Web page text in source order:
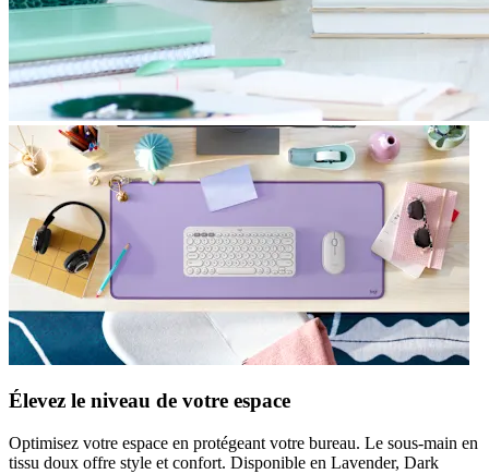
Élevez le niveau de votre espace
Optimisez votre espace en protégeant votre bureau. Le sous-main en
tissu doux offre style et confort. Disponible en Lavender, Dark